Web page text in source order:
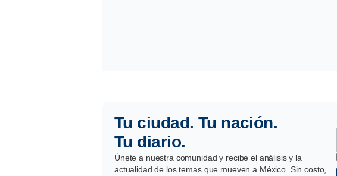
Tu ciudad. Tu nación.
Tu diario.
Únete a nuestra comunidad y recibe el análisis y la
actualidad de los temas que mueven a México. Sin costo,